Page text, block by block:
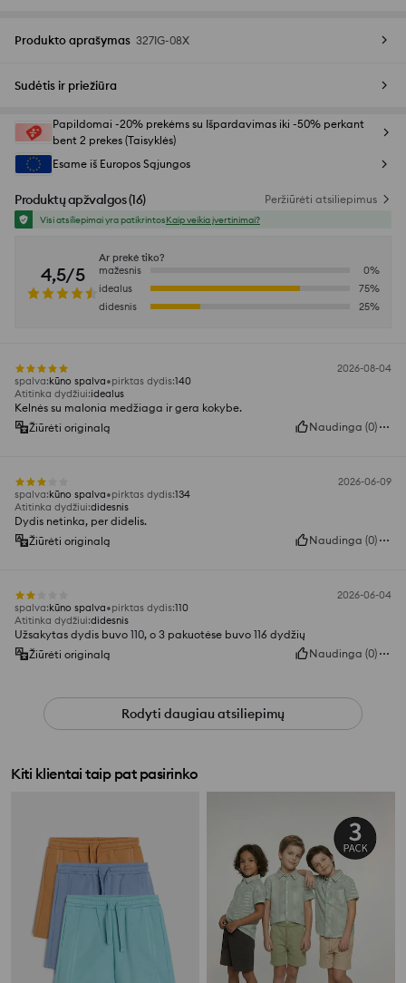
Produkto aprašymas 327IG-08X
Sudėtis ir priežiūra
Papildomai -20% prekėms su Išpardavimas iki -50% perkant
bent 2 prekes (Taisyklės)
Esame iš Europos Sąjungos
Produktų apžvalgos(16) Peržiūrėti atsiliepimus
Visi atsiliepimai yra patikrintosKaip veikia įvertinimai?
4,5/5
Ar prekė tiko?
mažesnis
0%
idealus
75%
didesnis
25%
2026-08-04
spalva:kūno spalva pirktas dydis:140
Atitinka dydžiui:idealus
Kelnės su malonia medžiaga ir gera kokybe.
Žiūrėti originalą
Naudinga (0)
2026-06-09
spalva:kūno spalva pirktas dydis:134
Atitinka dydžiui:didesnis
Dydis netinka, per didelis.
Žiūrėti originalą
Naudinga (0)
2026-06-04
spalva:kūno spalva pirktas dydis:110
Atitinka dydžiui:didesnis
Užsakytas dydis buvo 110, o 3 pakuotėse buvo 116 dydžių
Žiūrėti originalą
Naudinga (0)
Rodyti daugiau atsiliepimų
Kiti klientai taip pat pasirinko